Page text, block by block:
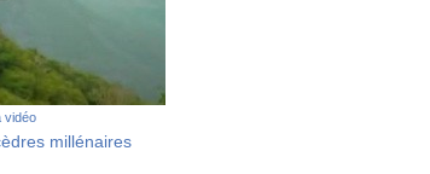
vidéo
millénaires